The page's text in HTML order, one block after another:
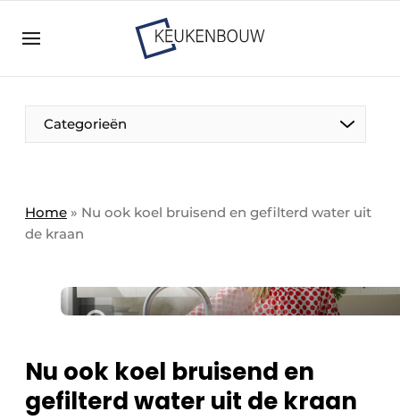
Bedrijven
Bedrijven
Direct contact
Evenement aanmelden
in de keuken-, woon-, en badkamerbranche
Meest gelezen
Podcasts
Privacy / Cookie statement
Categorieën
Home » Nu ook koel bruisend en gefilterd water uit
de kraan
Nu ook koel bruisend en
gefilterd water uit de kraan